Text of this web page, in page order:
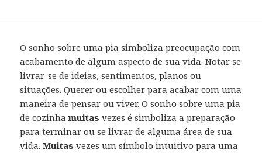
O sonho sobre uma pia simboliza preocupação com
acabamento de algum aspecto de sua vida. Notar se
livrar-se de ideias, sentimentos, planos ou
situações. Querer ou escolher para acabar com uma
maneira de pensar ou viver. O sonho sobre uma pia
de cozinhamuitas vezes é simboliza a preparação
para terminar ou se livrar de alguma área de sua
vida.Muitas vezes um símbolo intuitivo para uma